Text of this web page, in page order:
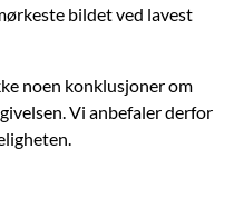
bildet ved lavest
noen konklusjoner om
Vi anbefaler derfor